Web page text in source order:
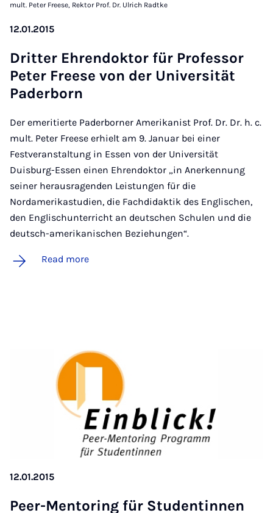
mult. Peter Freese, Rektor Prof. Dr. Ulrich Radtke
12.01.2015
Drit­ter Ehren­dok­t­or für Pro­fess­or
Peter Freese von der Uni­versität
Pader­born
Der emeritierte Paderborner Amerikanist Prof. Dr. Dr. h. c.
mult. Peter Freese erhielt am 9. Januar bei einer
Festveranstaltung in Essen von der Universität
Duisburg-Essen einen Ehrendoktor „in Anerkennung
seiner herausragenden Leistungen für die
Nordamerikastudien, die Fachdidaktik des Englischen,
den Englischunterricht an deutschen Schulen und die
deutsch-amerikanischen Beziehungen“.
Read more
12.01.2015
Peer-Ment­or­ing für Stu­den­tinnen